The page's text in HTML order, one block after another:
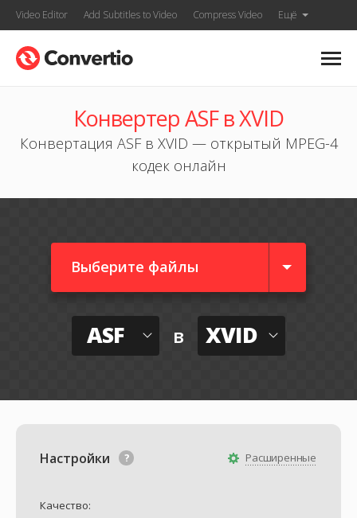
Video Editor Add Subtitles to Video Compress Video Ещё
Конвертер ASF в XVID
Конвертация ASF в XVID — открытый MPEG-4
кодек онлайн
Выберите файлы
ASF в XVID
Расширенные
Настройки
Качество: